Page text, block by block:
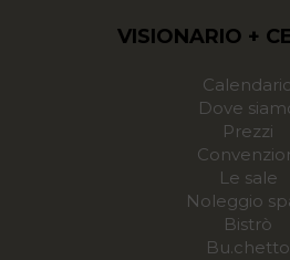
VISIONARIO +
Dove
Prezzi
Le sale
Noleggio
Bistrò
Bu.chetto